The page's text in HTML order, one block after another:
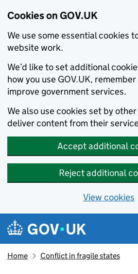
Cookies on GOV.UK
We use some essential cookies
website work.
We’d like to set additional
how you use GOV.UK,
improve government services.
We also use cookies set by
deliver content from their
Accept additional
Reject additional
View cookies
Skip to main content
Navigation menu
Home Conflict in fragile states